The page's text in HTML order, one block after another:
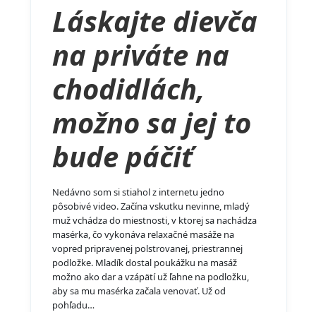
Láskajte dievča
na priváte na
chodidlách,
možno sa jej to
bude páčiť
Nedávno som si stiahol z internetu jedno
pôsobivé video. Začína vskutku nevinne, mladý
muž vchádza do miestnosti, v ktorej sa nachádza
masérka, čo vykonáva relaxačné masáže na
vopred pripravenej polstrovanej, priestrannej
podložke. Mladík dostal poukážku na masáž
možno ako dar a vzápätí už ľahne na podložku,
aby sa mu masérka začala venovať. Už od
pohľadu…